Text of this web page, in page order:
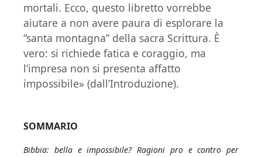
mortali. Ecco, questo libretto vorrebbe
aiutare a non avere paura di esplorare la
“santa montagna” della sacra Scrittura. È
vero: si richiede fatica e coraggio, ma
l’impresa non si presenta affatto
impossibile» (dall’Introduzione).
SOMMARIO
Bibbia: bella e impossibile? Ragioni pro e contro per